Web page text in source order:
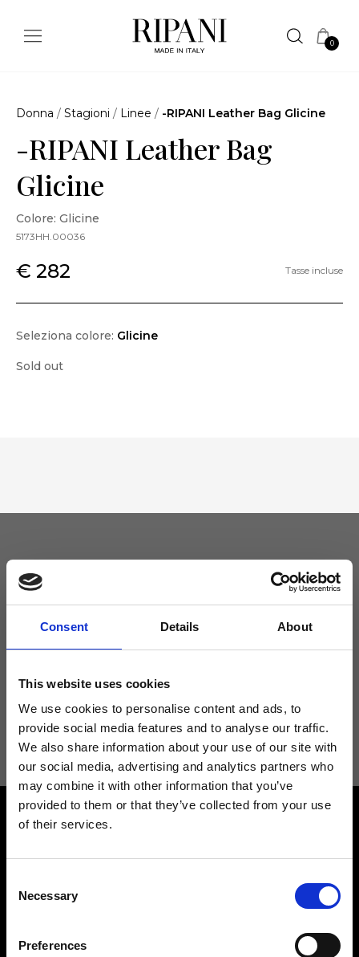
Consent Details About
This website uses cookies
We use cookies to personalise content and ads, to
provide social media features and to analyse our traffic.
We also share information about your use of our site with
our social media, advertising and analytics partners who
may combine it with other information that you’ve
provided to them or that they’ve collected from your use
of their services.
Selection
Necessary
Preferences
0
Donna / Stagioni / Linee / -RIPANI Leather Bag Glicine
-RIPANI Leather Bag
Glicine
Colore: Glicine
5173HH.00036
€ 282 Tasse incluse
Seleziona colore: Glicine
Sold out
Tieniti aggiornato
Non perdere le novità di Ripani, iscriviti alla newsletter!
Acconsento a ricevere novità e promo da Ripani. Per maggiori
informazioni consulta laPrivacy Policy.
Trova il tuo negozio Ripani
Rispondiamo a tutte le tue